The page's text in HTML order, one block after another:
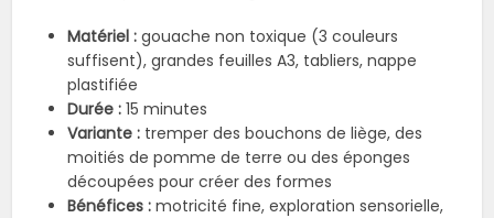
Matériel : gouache non toxique (3 couleurs
suffisent), grandes feuilles A3, tabliers, nappe
plastifiée
Durée : 15 minutes
Variante : tremper des bouchons de liège, des
moitiés de pomme de terre ou des éponges
découpées pour créer des formes
Bénéfices : motricité fine, exploration sensorielle,